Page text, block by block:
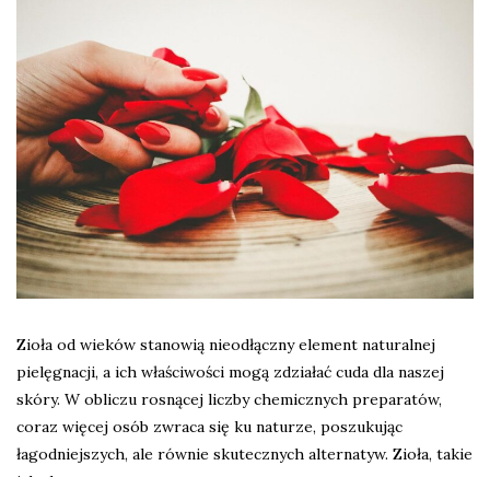
Zioła od wieków stanowią nieodłączny element naturalnej
pielęgnacji, a ich właściwości mogą zdziałać cuda dla naszej
skóry. W obliczu rosnącej liczby chemicznych preparatów,
coraz więcej osób zwraca się ku naturze, poszukując
łagodniejszych, ale równie skutecznych alternatyw. Zioła, takie